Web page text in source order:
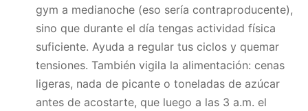
gym a medianoche (eso sería contraproducente),
sino que durante el día tengas actividad física
suficiente. Ayuda a regular tus ciclos y quemar
tensiones. También vigila la alimentación: cenas
ligeras, nada de picante o toneladas de azúcar
antes de acostarte, que luego a las 3 a.m. el